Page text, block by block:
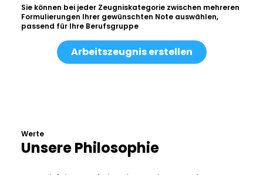
Sie können bei jeder Zeugniskategorie zwischen mehreren
Formulierungen Ihrer gewünschten Note auswählen,
passend für Ihre Berufsgruppe
Arbeitszeugnis erstellen
Werte
Unsere Philosophie